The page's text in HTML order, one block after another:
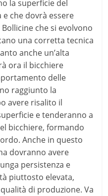
la superficie del
che dovrà essere
che si evolvono
una corretta tecnica
anche un’alta
ora il bicchiere
delle
raggiunto la
avere risalito il
e tenderanno a
bicchiere, formando
Anche in questo
dovranno avere
persistenza e
piuttosto elevata,
di produzione. Va